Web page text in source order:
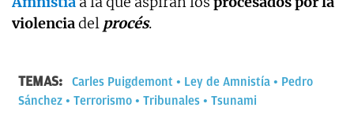
violenciadel procés.
TEMAS: Carles Puigdemont Ley de Amnistía
Pedro
Sánchez
Terrorismo Tribunales Tsunami